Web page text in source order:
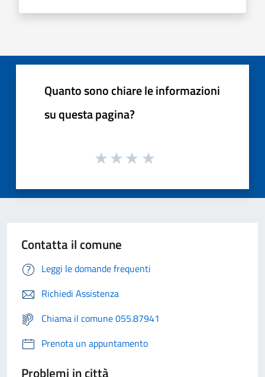
Quanto sono chiare le informazioni
su questa pagina?
Contatta il comune
Leggi le domande frequenti
Richiedi Assistenza
Chiama il comune 055.87941
Prenota un appuntamento
Problemi in città